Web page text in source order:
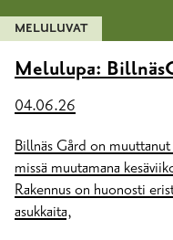
MELULUVAT
Melulupa:
04.06.26
Billnäs Gård on
missä muutamana
Rakennus on huonosti
asukkaita,